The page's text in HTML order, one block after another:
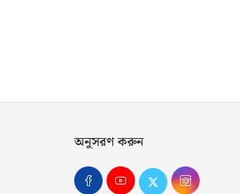
অনুসরণ করুন